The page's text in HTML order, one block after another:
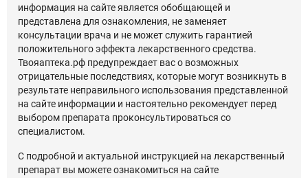
информация на сайте является обобщающей и
представлена для ознакомления, не заменяет
консультации врача и не может служить гарантией
положительного эффекта лекарственного средства.
Твояаптека.рф предупреждает вас о возможных
отрицательные последствиях, которые могут возникнуть в
результате неправильного использования представленной
на сайте информации и настоятельно рекомендует перед
выбором препарата проконсультироваться со
специалистом.
С подробной и актуальной инструкцией на лекарственный
препарат вы можете ознакомиться на сайте